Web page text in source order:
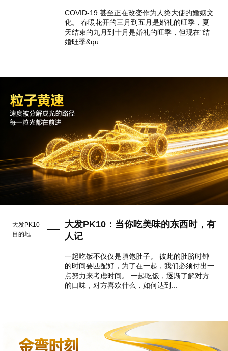
COVID-19 甚至正在改变作为人类大使的婚姻文
化。 春暖花开的三月到五月是婚礼的旺季，夏
天结束的九月到十月是婚礼的旺季，但现在"结
婚旺季&qu...
大发PK10-
目的地
大发PK10：当你吃美味的东西时，有
人记
一起吃饭不仅仅是填饱肚子。 彼此的肚脐时钟
的时间要匹配好，为了在一起，我们必须付出一
点努力来考虑时间。 一起吃饭，逐渐了解对方
的口味，对方喜欢什么，如何达到...